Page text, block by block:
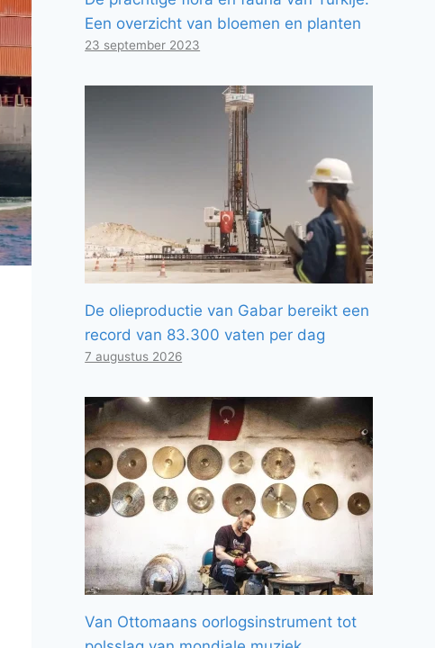
Een overzicht van bloemen en planten
23 september 2023
De olieproductie van Gabar bereikt een
record van 83.300 vaten per dag
7 augustus 2026
Van Ottomaans oorlogsinstrument tot